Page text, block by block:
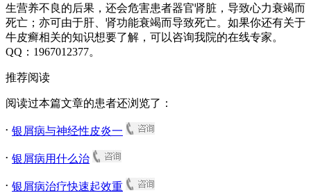
生营养不良的后果，还会危害患者器官肾脏，导致心力衰竭而
死亡；亦可由于肝、肾功能衰竭而导致死亡。如果你还有关于
牛皮癣相关的知识想要了解，可以咨询我院的在线专家。
QQ：1967012377。
推荐阅读
阅读过本篇文章的患者还浏览了：
. 银屑病与神经性皮炎一
. 银屑病用什么治
. 银屑病治疗快速起效重